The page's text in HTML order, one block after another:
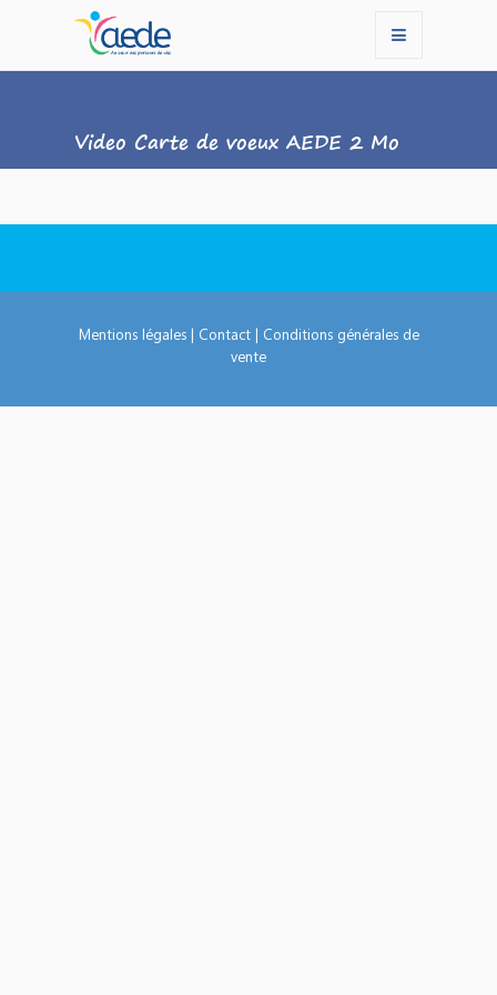
Video Carte de voeux AEDE 2 Mo
Mentions légales| Contact| Conditions générales de
vente